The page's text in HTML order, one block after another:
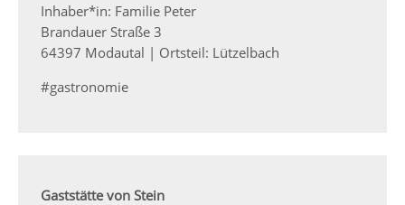
Inhaber*in: Familie Peter
Brandauer Straße 3
64397 Modautal | Ortsteil: Lützelbach
#gastronomie
Gaststätte von Stein